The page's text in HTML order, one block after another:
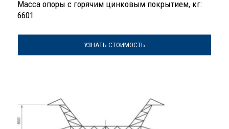
Масса опоры с горячим цинковым покрытием, кг:
6601
УЗНАТЬ СТОИМОСТЬ